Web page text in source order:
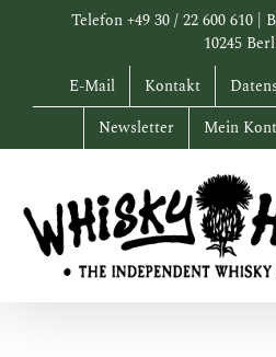
Telefon +49 30 / 22 600 610 |
10245
E-Mail
Kontakt
Newsletter
Mein